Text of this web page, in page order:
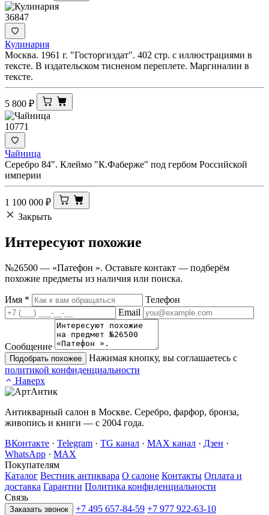
36847
Кулинария
Москва. 1961 г. "Госторгиздат". 402 стр. с иллюстрациями в
тексте. В издательском тисненом переплете. Маргиналии в
тексте.
5 800 ₽
10771
Чайница
Серебро 84". Клеймо "К.Фаберже" под гербом Российской
империи
1 100 000 ₽
Закрыть
Интересуют похожие
№26500 — «Патефон ». Оставьте контакт — подберём
похожие предметы из наличия или поиска.
Имя *
Телефон
Email
Сообщение
Подобрать похожее
Нажимая кнопку, вы соглашаетесь с
политикой конфиденциальности
Наверх
Антикварный салон в Москве. Серебро, фарфор, бронза,
живопись и книги — с 2004 года.
ВКонтакте · Telegram · TG канал · MAX канал · Дзен ·
WhatsApp · MAX
Покупателям
Каталог Вестник антиквара О салоне Контакты Оплата и
доставка Гарантии Политика конфиденциальности
Связь
Заказать звонок +7 495 657-84-59 +7 977 922-63-10